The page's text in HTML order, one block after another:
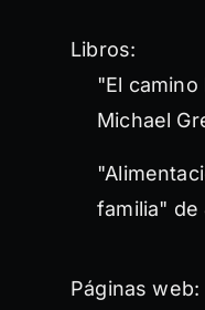
Libros:
"El camino
Michael
familia" de
Páginas web: